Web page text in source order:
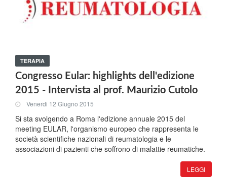
TERAPIA
Congresso Eular: highlights dell'edizione
2015 - Intervista al prof. Maurizio Cutolo
Venerdi 12 Giugno 2015
Si sta svolgendo a Roma l'edizione annuale 2015 del
meeting EULAR, l'organismo europeo che rappresenta le
società scientifiche nazionali di reumatologia e le
associazioni di pazienti che soffrono di malattie reumatiche.
LEGGI